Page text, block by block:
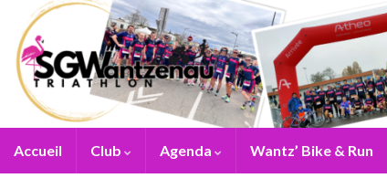
Accueil Club Agenda Wantz’ Bike & Run